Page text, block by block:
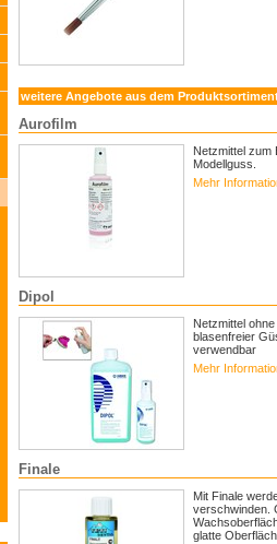
weitere Angebote aus dem
Aurofilm
Netzmittel zum
Modellguss.
Mehr
Dipol
Netzmittel
blasenfreier
verwendbar
Mehr
Finale
Mit Finale
verschwinden.
glatte